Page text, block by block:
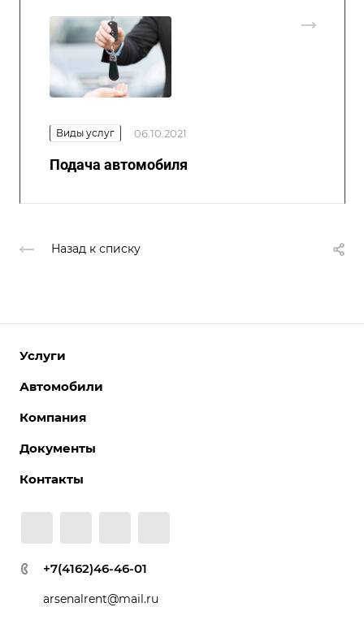
Виды услуг 06.10.2021
Подача автомобиля
Назад к списку
Услуги
Автомобили
Компания
Документы
Контакты
+7(4162)46-46-01
arsenalrent@mail.ru